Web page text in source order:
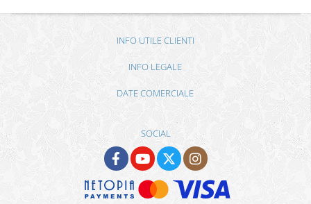
INFO UTILE CLIENTI
INFO LEGALE
DATE COMERCIALE
SOCIAL